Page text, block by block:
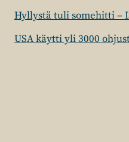
Hyllystä tuli somehitti –
USA käytti yli 3000